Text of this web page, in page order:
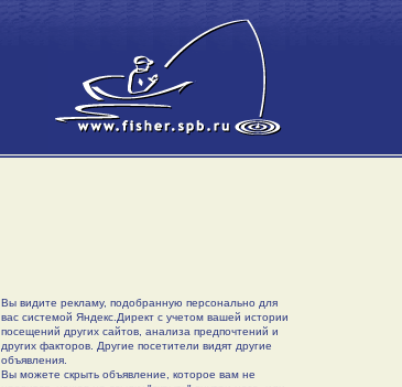
Вы видите рекламу, подобранную персонально для
вас системой Яндекс.Директ с учетом вашей истории
посещений других сайтов, анализа предпочтений и
других факторов. Другие посетители видят другие
объявления.
Вы можете скрыть объявление, которое вам не